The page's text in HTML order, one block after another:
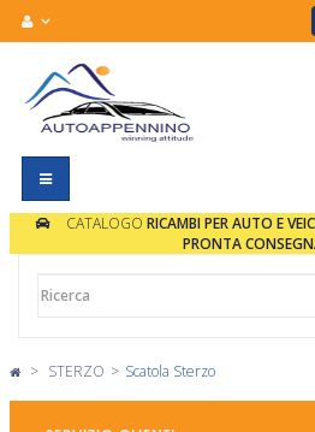
Navigazione
Toggle
CATALOGO RICAMBI PER AUTO E
PRONTA
> STERZO > Scatola Sterzo